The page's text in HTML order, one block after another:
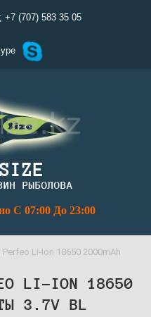
+7 (707) 583 35 05
РЫБОЛОВА
С 07:00 До 23:00
Li-Ion 18650 2000mAh
LI-ION 18650
3.7V BL